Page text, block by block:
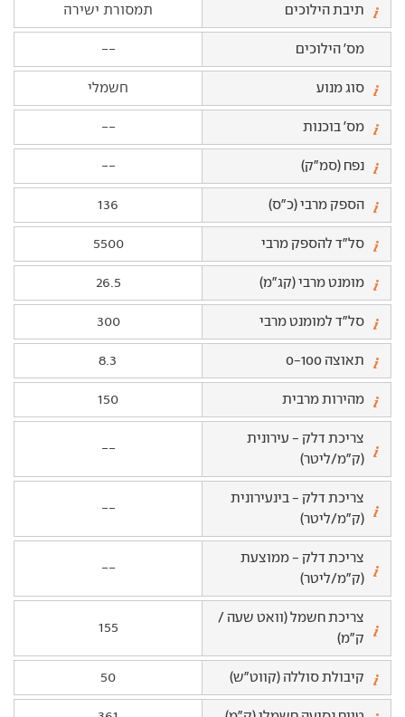
תיבת הילוכים תמסורת ישירה
מס' הילוכים --
סוג מנוע חשמלי
מס' בוכנות --
נפח (סמ"ק) --
הספק מרבי (כ"ס) 136
סל"ד להספק מרבי 5500
מומנט מרבי (קג"מ) 26.5
סל"ד למומנט מרבי 300
תאוצה 0-100 8.3
מהירות מרבית 150
צריכת דלק - עירונית
(ק"מ/ליטר)
--
צריכת דלק - בינעירונית
(ק"מ/ליטר)
--
צריכת דלק - ממוצעת
(ק"מ/ליטר)
--
צריכת חשמל (וואט שעה /
ק"מ)
155
קיבולת סוללה (קווט"ש) 50